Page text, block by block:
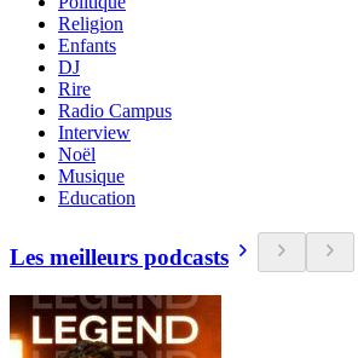
Religion
Enfants
DJ
Rire
Radio Campus
Interview
Noël
Musique
Education
Les meilleurs podcasts